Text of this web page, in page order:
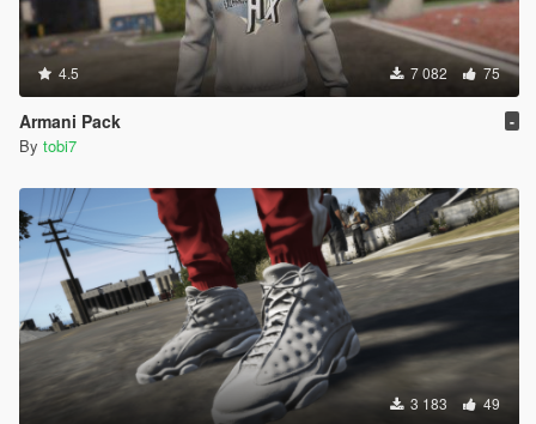
4.5 7 082 75
Armani Pack -
By tobi7
3 183 49